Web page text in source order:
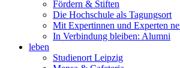
Fördern & Stiften
Die Hochschule als Tagungsort
Mit Expertinnen und Experten
In Verbindung bleiben: Alumni
leben
Studienort Leipzig